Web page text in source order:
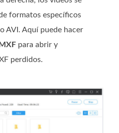
formatos específicos
AVI. Aquí puede hacer
para abrir y
perdidos.